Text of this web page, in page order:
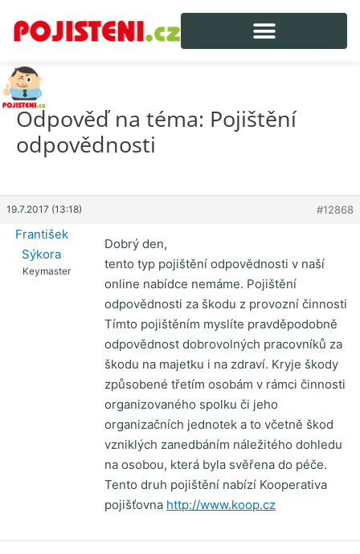
Odpověď na téma: Pojištění
odpovědnosti
19.7.2017 (13:18) #12868
František
Sýkora
Keymaster
Dobrý den,
tento typ pojištění odpovědnosti v naší
online nabídce nemáme. Pojištění
odpovědnosti za škodu z provozní činnosti
Tímto pojištěním myslíte pravděpodobně
odpovědnost dobrovolných pracovníků za
škodu na majetku i na zdraví. Kryje škody
způsobené třetím osobám v rámci činnosti
organizovaného spolku či jeho
organizačních jednotek a to včetně škod
vzniklých zanedbáním náležitého dohledu
na osobou, která byla svěřena do péče.
Tento druh pojištění nabízí Kooperativa
pojišťovna http://www.koop.cz